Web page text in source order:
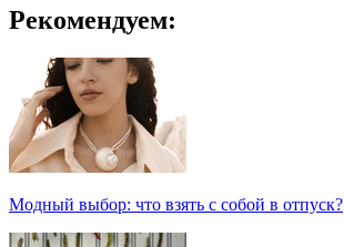
Рекомендуем:
Модный выбор: что взять с собой в отпуск?